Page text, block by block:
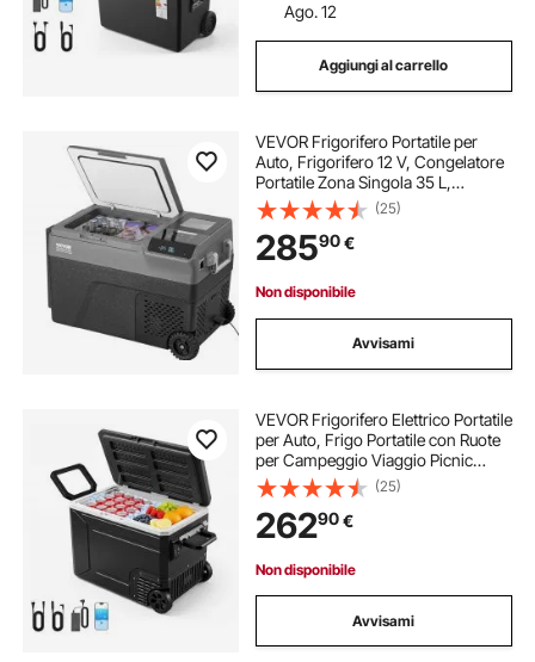
Ago. 12
Aggiungi al carrello
VEVOR Frigorifero Portatile per
Auto, Frigorifero 12 V, Congelatore
Portatile Zona Singola 35 L,
Temperatura - 20 ~ 20 ℃,
Refrigeratore a Compressore con
Rotelle per Casa, Esterno, Camper,
Auto
(25)
28590€
Non disponibile
Avvisami
VEVOR Frigorifero Elettrico Portatile
per Auto, Frigo Portatile con Ruote
per Campeggio Viaggio Picnic
Barbecue Feste Barche Capienza 78
Litri, Mini Frigo a Compressore da
-20 a 20°C, Controllo APP
(25)
26290€
Non disponibile
Avvisami